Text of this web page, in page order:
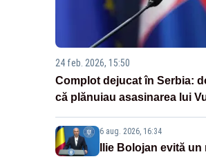
24 feb. 2026, 15:50
Complot dejucat în Serbia:
că plănuiau asasinarea lui
6 aug. 2026, 16:34
Ilie Bolojan evită